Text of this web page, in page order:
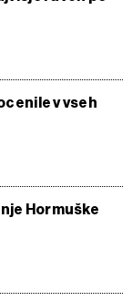
v vseh
Hormuške